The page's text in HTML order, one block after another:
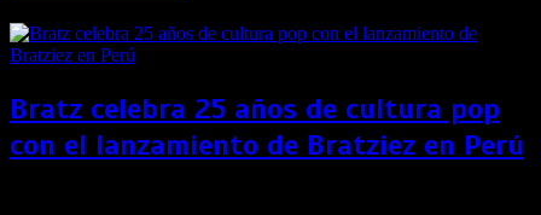
Bratz celebra 25 años de cultura pop
con el lanzamiento de Bratziez en Perú